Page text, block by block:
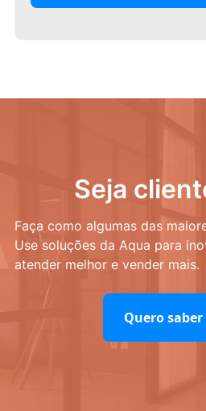
Seja
Faça como algumas das
Use soluções da Aqua para
atender melhor e vender mais.
Quero